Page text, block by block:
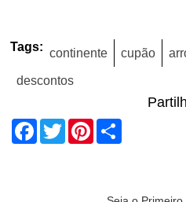
Tags: continente cupão
descontos
Facebook
TwitterPinterest